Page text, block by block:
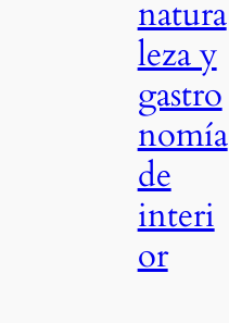
natura
leza y
gastro
nomía
de
interi
or